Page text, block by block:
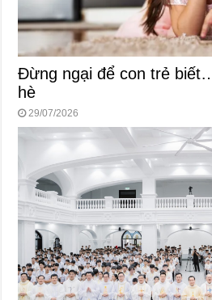
Đừng ngại để con trẻ
hè
29/07/2026